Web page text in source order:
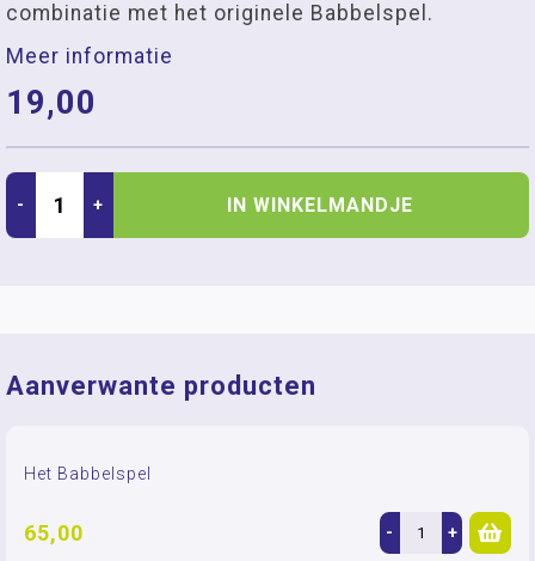
combinatie met het originele Babbelspel.
Meer informatie
19,00
- + IN WINKELMANDJE
Aanverwante producten
Het Babbelspel
65,00 - +